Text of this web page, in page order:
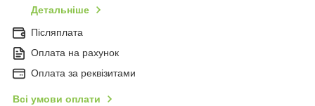
Детальніше
Післяплата
Оплата на рахунок
Оплата за реквізитами
Всі умови оплати